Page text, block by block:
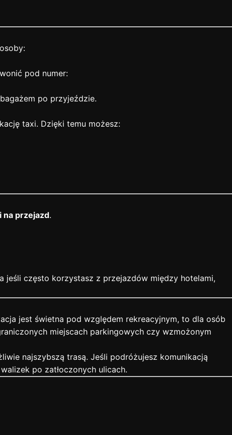
pod numer:
po przyjeździe.
taxi. Dzięki temu możesz:
na przejazd.
jeśli często korzystasz z przejazdów między hotelami,
jest świetna pod względem rekreacyjnym, to dla osób
miejscach parkingowych czy wzmożonym
najszybszą trasą. Jeśli podróżujesz komunikacją
po zatłoczonych ulicach.